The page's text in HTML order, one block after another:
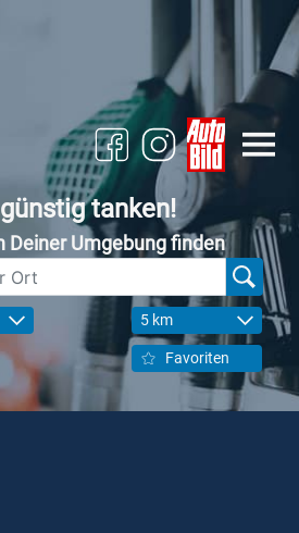
tanken!
Deiner Umgebung finden
5 km
Favoriten